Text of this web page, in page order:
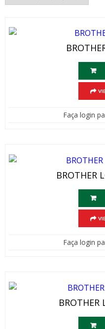
Faça login
BROTHER
Faça login
BROTHER